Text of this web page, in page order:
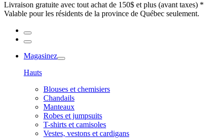
Livraison gratuite avec tout achat de 150$ et plus (avant taxes) *
Valable pour les résidents de la province de Québec seulement.
Magasinez
Hauts
Blouses et chemisiers
Chandails
Manteaux
Robes et jumpsuits
T-shirts et camisoles
Vestes, vestons et cardigans